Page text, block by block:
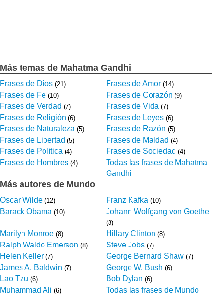
Más temas de Mahatma Gandhi
Frases de Dios (21) Frases de Amor (14)
Frases de Fe (10) Frases de Corazón (9)
Frases de Verdad (7) Frases de Vida (7)
Frases de Religión (6) Frases de Leyes (6)
Frases de Naturaleza (5) Frases de Razón (5)
Frases de Libertad (5) Frases de Maldad (4)
Frases de Política (4) Frases de Sociedad (4)
Frases de Hombres (4)
Todas las frases de Mahatma
Gandhi
Más autores de Mundo
Oscar Wilde (12) Franz Kafka (10)
Barack Obama (10) Johann Wolfgang von Goethe
(8)
Marilyn Monroe (8) Hillary Clinton (8)
Ralph Waldo Emerson (8) Steve Jobs (7)
Helen Keller (7) George Bernard Shaw (7)
James A. Baldwin (7) George W. Bush (6)
Lao Tzu (6) Bob Dylan (6)
Muhammad Ali (6) Todas las frases de Mundo